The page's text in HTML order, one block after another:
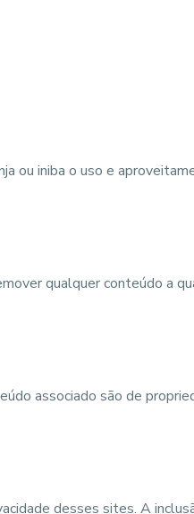
ou iniba o uso e
qualquer conteúdo a
associado são de
desses sites. A